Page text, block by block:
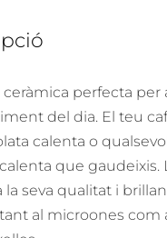
ceràmica perfecta per
del dia. El teu
calenta o
que gaudeixis.
la seva qualitat i
al microones com